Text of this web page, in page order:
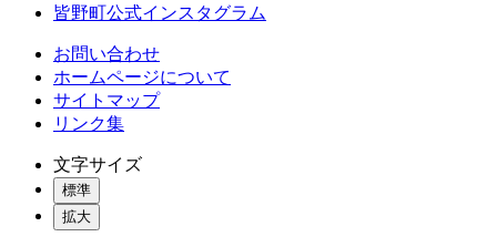
皆野町公式インスタグラム
お問い合わせ
ホームページについて
サイトマップ
リンク集
文字サイズ
標準
拡大